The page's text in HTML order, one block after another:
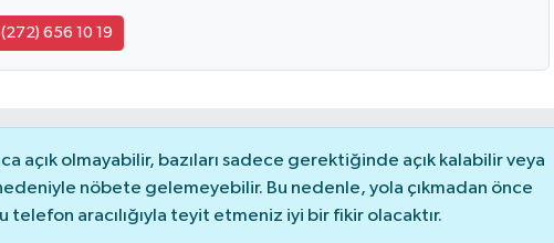
656 10 19
açık olmayabilir, bazıları sadece gerektiğinde açık kalabilir veya
nöbete gelemeyebilir. Bu nedenle, yola çıkmadan önce
telefon aracılığıyla teyit etmeniz iyi bir fikir olacaktır.